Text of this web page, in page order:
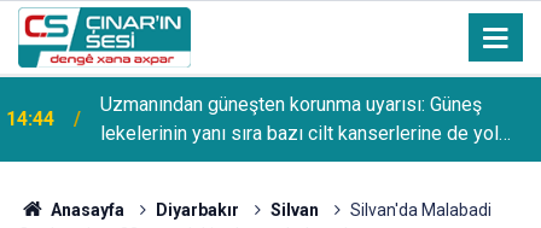
14:44
Uzmanından güneşten korunma uyarısı: Güneş
lekelerinin yanı sıra bazı cilt kanserlerine de yol
açabilir
Anasayfa Diyarbakır Silvan
Silvan'da Malabadi